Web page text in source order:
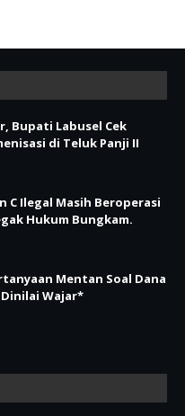
Bupati Labusel Cek
di Teluk Panji II
C Ilegal Masih Beroperasi
Hukum Bungkam.
Mentan Soal Dana
Dinilai Wajar*